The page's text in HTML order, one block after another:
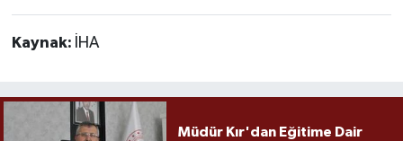
Kaynak: İHA
Müdür Kır'dan Eğitime Dair